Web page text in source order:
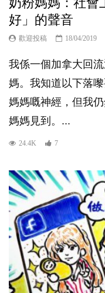
好」的聲音
歡迎投稿 18/04/2019
我係一個加拿大回
媽。我知道以下落
媽媽嘅神經，但我
媽媽見到。...
24.4K 7